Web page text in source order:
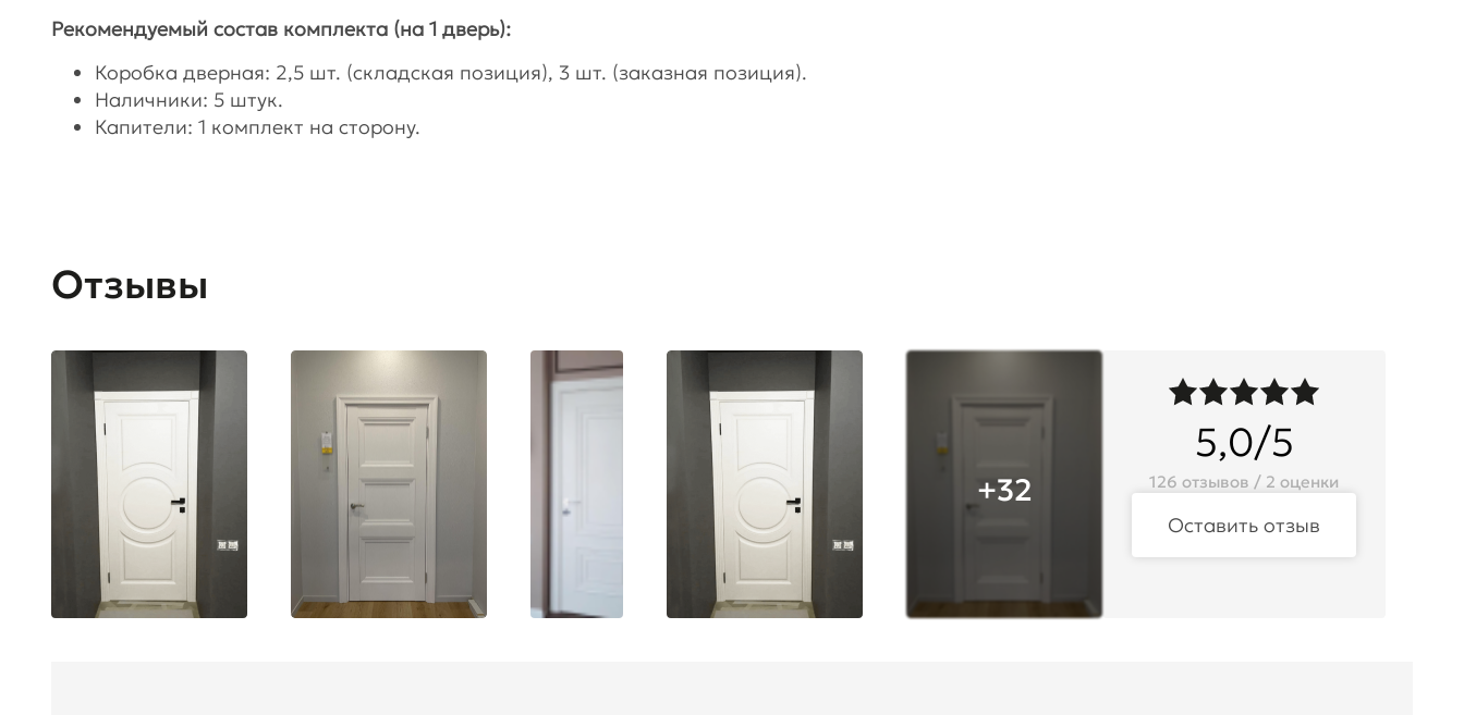
Рекомендуемый состав комплекта (на 1 дверь):
Коробка дверная: 2,5 шт. (складская позиция), 3 шт. (заказная позиция).
Наличники: 5 штук.
Капители: 1 комплект на сторону.
Отзывы
+32
5,0/5
126 отзывов / 2 оценки
Оставить отзыв